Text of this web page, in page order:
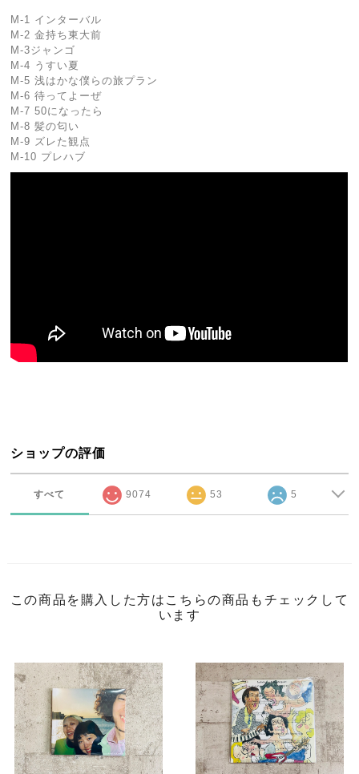
M-1 インターバル
M-2 金持ち東大前
M-3ジャンゴ
M-4 うすい夏
M-5 浅はかな僕らの旅プラン
M-6 待ってよーぜ
M-7 50になったら
M-8 髪の匂い
M-9 ズレた観点
M-10 プレハブ
ショップの評価
すべて 9074 53 5
この商品を購入した方はこちらの商品もチェックして
います